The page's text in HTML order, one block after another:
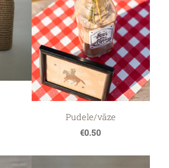
Pudele/vāze
€0.50